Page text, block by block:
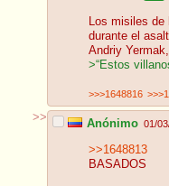
Los misiles
durante el
Andriy
>“Estos
>>>1648816
>> Anónimo 01/
>>1648813
BASADOS